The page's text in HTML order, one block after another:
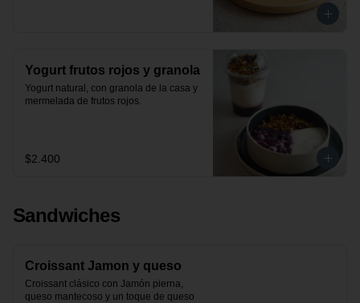
Yogurt frutos rojos y granola
Yogurt natural, con granola de la casa y
mermelada de frutos rojos.
$2.400
Sandwiches
Croissant Jamon y queso
Croissant clásico con Jamón pierna,
queso mantecoso y un toque de queso